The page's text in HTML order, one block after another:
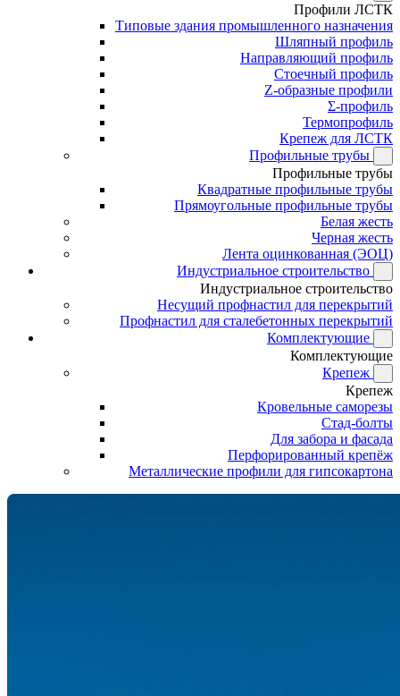
Профили ЛСТК
Типовые здания промышленного назначения
Шляпный профиль
Направляющий профиль
Стоечный профиль
Z-образные профили
Σ-профиль
Термопрофиль
Крепеж для ЛСТК
Профильные трубы
Профильные трубы
Квадратные профильные трубы
Прямоугольные профильные трубы
Белая жесть
Черная жесть
Лента оцинкованная (ЭОЦ)
Индустриальное строительство
Индустриальное строительство
Несущий профнастил для перекрытий
Профнастил для сталебетонных перекрытий
Комплектующие
Комплектующие
Крепеж
Крепеж
Кровельные саморезы
Стад-болты
Для забора и фасада
Перфорированный крепёж
Металлические профили для гипсокартона